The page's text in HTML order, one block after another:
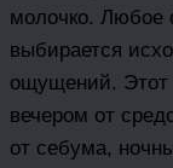
молочко. Любое
выбирается
ощущений. Этот
вечером от
от себума,